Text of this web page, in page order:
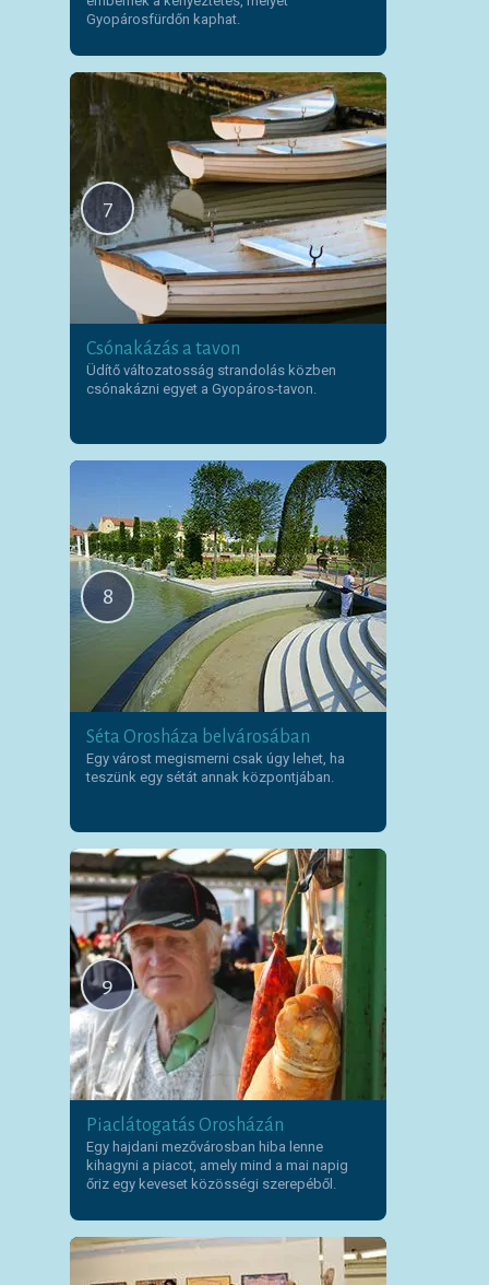
Gyopárosfürdőn kaphat.
7
Csónakázás a tavon
Üdítő változatosság strandolás közben
csónakázni egyet a Gyopáros-tavon.
8
Séta Orosháza belvárosában
Egy várost megismerni csak úgy lehet, ha
teszünk egy sétát annak központjában.
9
Piaclátogatás Orosházán
Egy hajdani mezővárosban hiba lenne
kihagyni a piacot, amely mind a mai napig
őriz egy keveset közösségi szerepéből.